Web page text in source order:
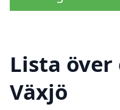
Lista
Växjö